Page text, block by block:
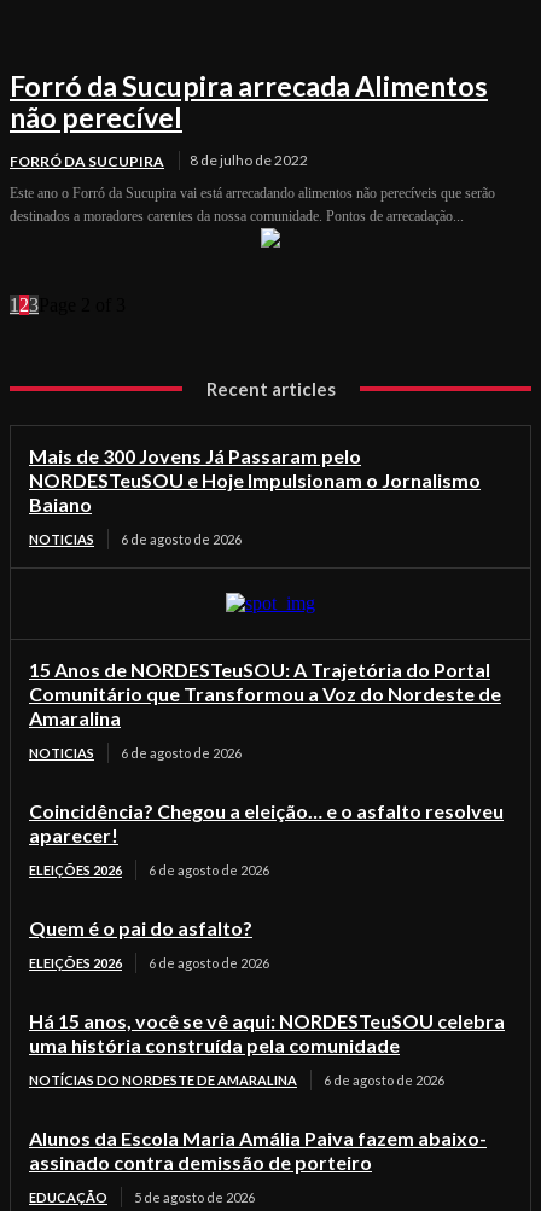
Forró da Sucupira arrecada Alimentos
não perecível
FORRÓ DA SUCUPIRA 8 de julho de 2022
Este ano o Forró da Sucupira vai está arrecadando alimentos não perecíveis que serão
destinados a moradores carentes da nossa comunidade. Pontos de arrecadação...
1 23
Recent articles
Mais de 300 Jovens Já Passaram pelo
NORDESTeuSOU e Hoje Impulsionam o Jornalismo
Baiano
NOTICIAS 6 de agosto de 2026
15 Anos de NORDESTeuSOU: A Trajetória do Portal
Comunitário que Transformou a Voz do Nordeste de
Amaralina
NOTICIAS 6 de agosto de 2026
Coincidência? Chegou a eleição… e o asfalto resolveu
aparecer!
ELEIÇÕES 2026 6 de agosto de 2026
Quem é o pai do asfalto?
ELEIÇÕES 2026 6 de agosto de 2026
Há 15 anos, você se vê aqui: NORDESTeuSOU celebra
uma história construída pela comunidade
NOTÍCIAS DO NORDESTE DE AMARALINA 6 de agosto de 2026
Alunos da Escola Maria Amália Paiva fazem abaixo-
assinado contra demissão de porteiro
EDUCAÇÃO 5 de agosto de 2026